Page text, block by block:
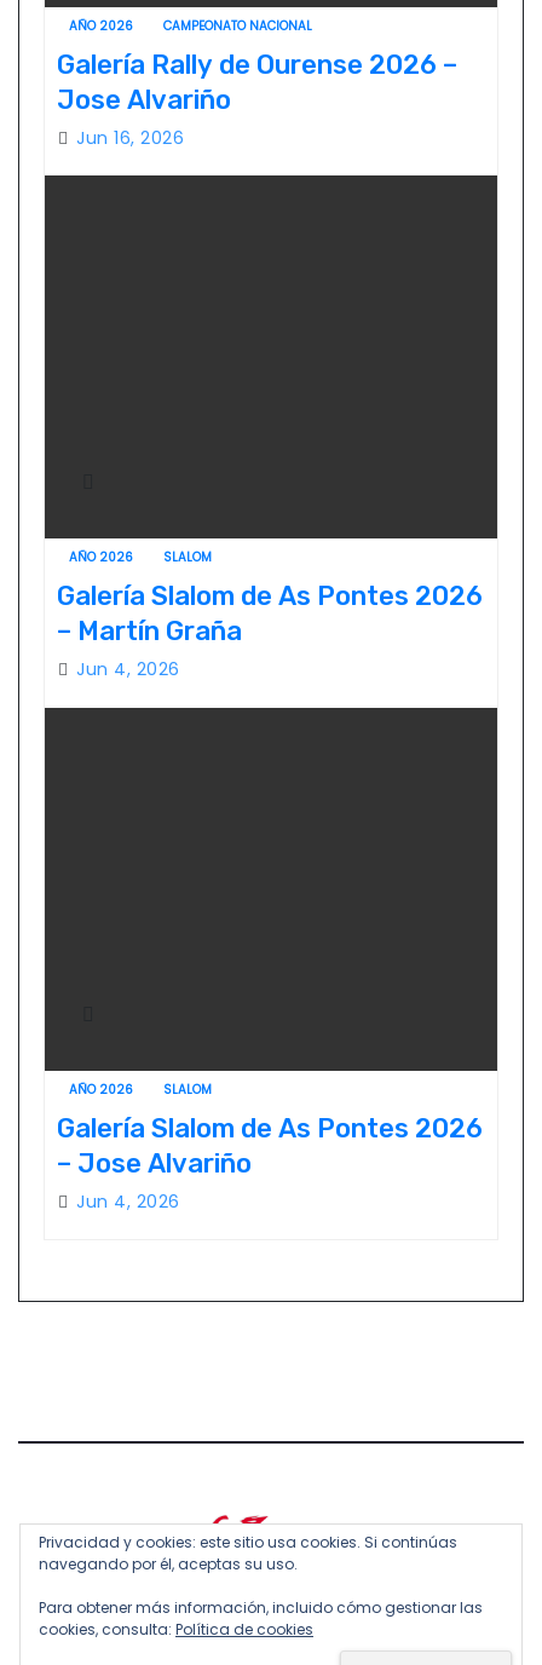
AÑO 2026 CAMPEONATO NACIONAL
Galería Rally de Ourense 2026 –
Jose Alvariño
Jun 16, 2026
AÑO 2026 SLALOM
Galería Slalom de As Pontes 2026
– Martín Graña
Jun 4, 2026
AÑO 2026 SLALOM
Galería Slalom de As Pontes 2026
– Jose Alvariño
Jun 4, 2026
Privacidad y cookies: este sitio usa cookies. Si continúas
navegando por él, aceptas su uso.
Para obtener más información, incluido cómo gestionar las
cookies, consulta: Política de cookies